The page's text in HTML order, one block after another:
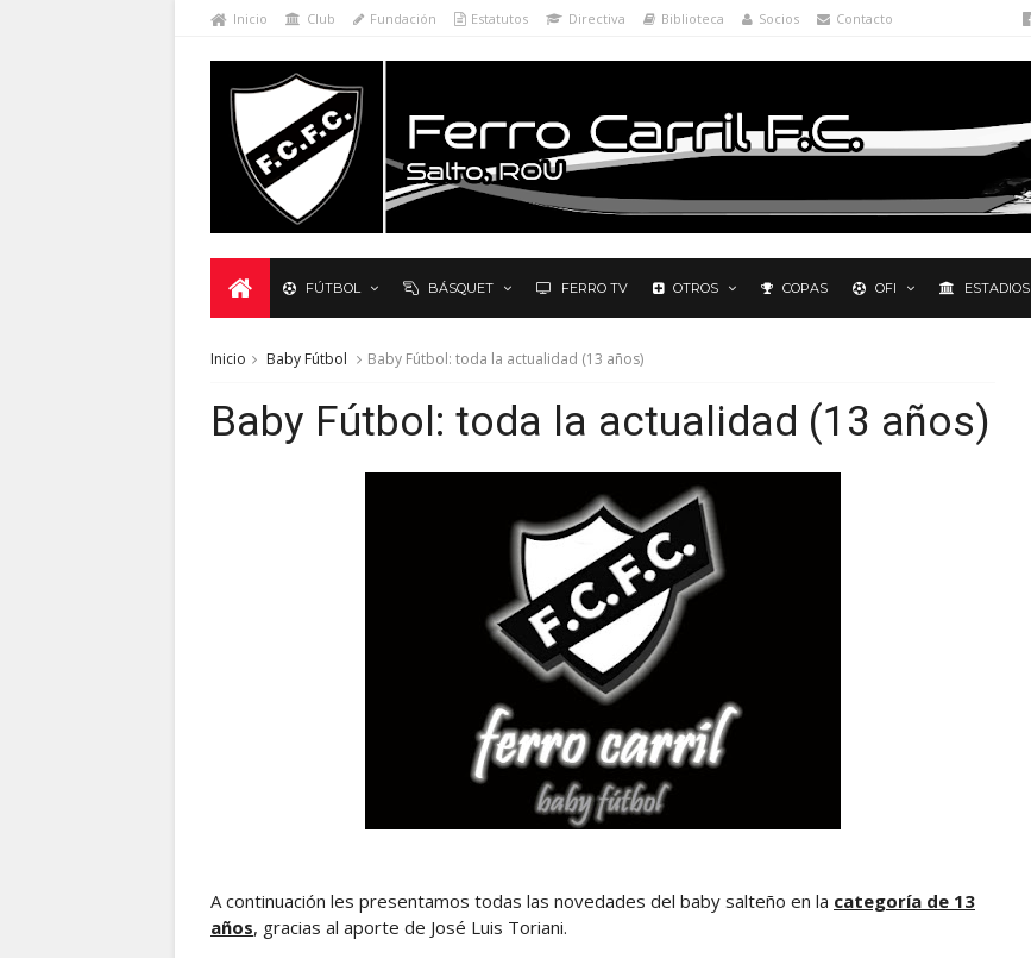
Inicio Club Fundación Estatutos Directiva Biblioteca Socios Contacto
FÚTBOL BÁSQUET FERRO TV OTROS COPAS OFI ESTADIOS
Inicio Baby Fútbol Baby Fútbol: toda la actualidad (13 años)
Baby Fútbol: toda la actualidad (13 años)
A continuación les presentamos todas las novedades del baby salteño en la categoría de 13
años, gracias al aporte de José Luis Toriani.